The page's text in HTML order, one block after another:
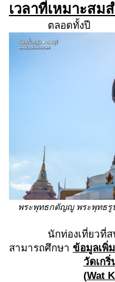
เวลาที่เหมาะสม
ตลอดทั้งปี
พระพุทธกตัญญู พระพุทธรู
นักท่องเที่ยวที่
สามารถศึกษา ข้อมูลเพิ่
วัดเก
(Wat